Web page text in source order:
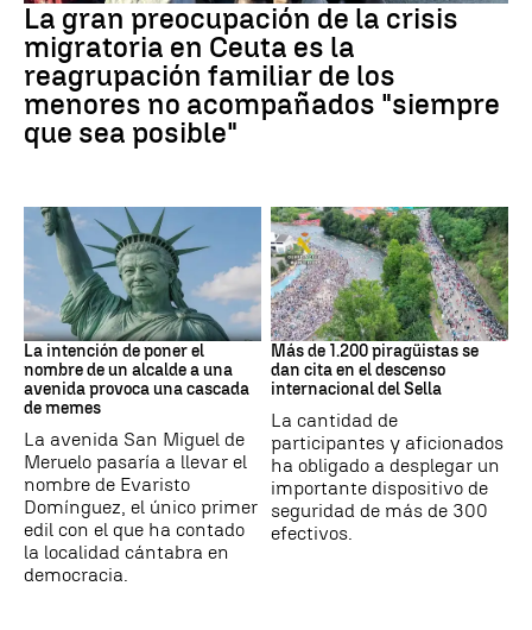
La gran preocupación de la crisis
migratoria en Ceuta es la
reagrupación familiar de los
menores no acompañados "siempre
que sea posible"
MEMES
La intención de poner el
nombre de un alcalde a una
avenida provoca una cascada
de memes
La avenida San Miguel de
Meruelo pasaría a llevar el
nombre de Evaristo
Domínguez, el único primer
edil con el que ha contado
la localidad cántabra en
democracia.
Asturias
Más de 1.200 piragüistas se
dan cita en el descenso
internacional del Sella
La cantidad de
participantes y aficionados
ha obligado a desplegar un
importante dispositivo de
seguridad de más de 300
efectivos.